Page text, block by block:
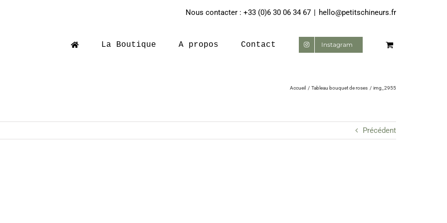
Nous contacter : +33 (0)6 30 06 34 67 | hello@petitschineurs.fr
La Boutique A propos Contact Instagram
Accueil Tableau bouquet de roses img_2955
Précédent